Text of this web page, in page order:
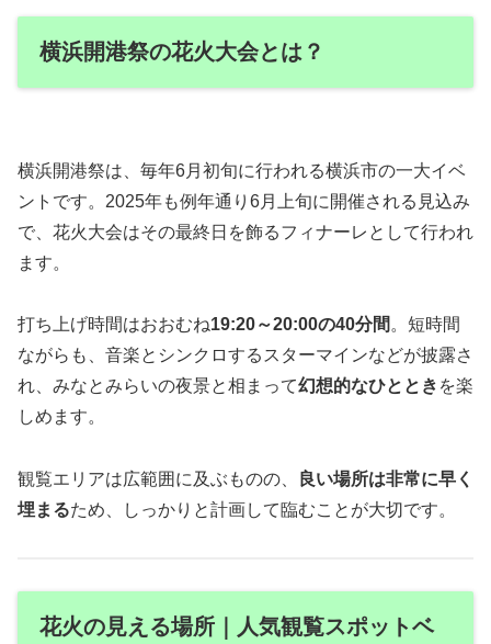
横浜開港祭の花火大会とは？
横浜開港祭は、毎年6月初旬に行われる横浜市の一大イベ
ントです。2025年も例年通り6月上旬に開催される見込み
で、花火大会はその最終日を飾るフィナーレとして行われ
ます。
打ち上げ時間はおおむね19:20～20:00の40分間。短時間
ながらも、音楽とシンクロするスターマインなどが披露さ
れ、みなとみらいの夜景と相まって幻想的なひととき を楽
しめます。
観覧エリアは広範囲に及ぶものの、
良い場所は非常に早く
埋まるため、しっかりと計画して臨むことが大切です。
花火の見える場所｜人気観覧スポットベ